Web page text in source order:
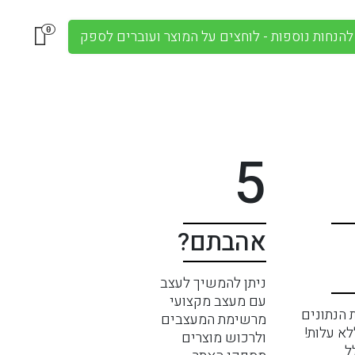
להנחות נוספות - לוחצים על המוצר ועוברים לספק 0
עלות!
5
אהבתם?
ניתן להמשיך לעצב
עם מעצב מקצועי
מרשימת המעצבים
ולרכוש מוצרים